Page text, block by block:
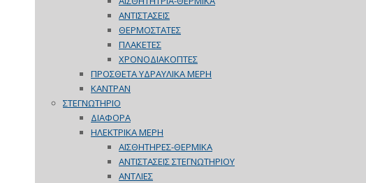
ΑΝΤΙΣΤΑΣΕΙΣ
ΘΕΡΜΟΣΤΑΤΕΣ
ΠΛΑΚΕΤΕΣ
ΧΡΟΝΟΔΙΑΚΟΠΤΕΣ
ΠΡΟΣΘΕΤΑ ΥΔΡΑΥΛΙΚΑ ΜΕΡΗ
ΚΑΝΤΡΑΝ
ΣΤΕΓΝΩΤΗΡΙΟ
ΔΙΑΦΟΡΑ
ΗΛΕΚΤΡΙΚΑ ΜΕΡΗ
ΑΙΣΘΗΤΗΡΕΣ-ΘΕΡΜΙΚΑ
ΑΝΤΙΣΤΑΣΕΙΣ ΣΤΕΓΝΩΤΗΡΙΟΥ
ΑΝΤΛΙΕΣ